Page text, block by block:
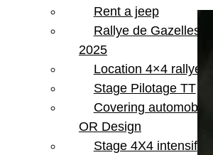
Rent a jeep
Rallye de Gazelles
2025
Location 4×4 rallye
Stage Pilotage TT
Covering automobile
OR Design
Stage 4X4 intensif